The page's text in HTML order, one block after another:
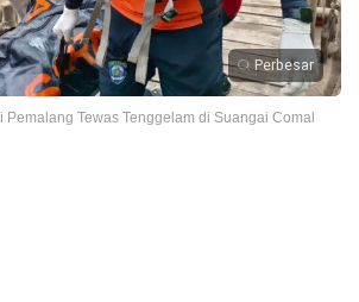
Perbesar
Pemalang Tewas Tenggelam di Suangai Comal